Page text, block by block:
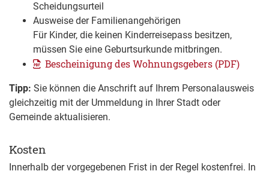
Scheidungsurteil
Ausweise der Familienangehörigen
Für Kinder, die keinen Kinderreisepass besitzen,
müssen Sie eine Geburtsurkunde mitbringen.
Bescheinigung des Wohnungsgebers (PDF)
Tipp: Sie können die Anschrift auf Ihrem Personalausweis
gleichzeitig mit der Ummeldung in Ihrer Stadt oder
Gemeinde aktualisieren.
Kosten
Innerhalb der vorgegebenen Frist in der Regel kostenfrei. In